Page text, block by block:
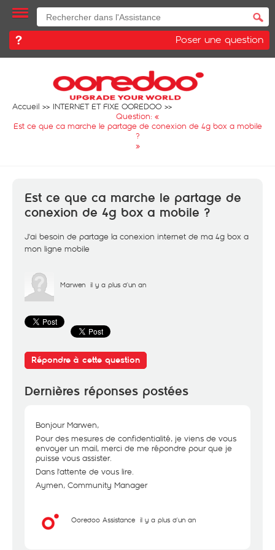
Poser une question
Accueil
INTERNET ET FIXE OOREDOO
Question: «
Est ce que ca marche le partage de conexion de 4g box a mobile
?
»
Est ce que ca marche le partage de
conexion de 4g box a mobile ?
J'ai besoin de partage la conexion internet de ma 4g box a
mon ligne mobile
Marwen il y a plus d'un an
Répondre à cette question
Dernières réponses postées
Bonjour Marwen,
Pour des mesures de confidentialité, je viens de vous
envoyer un mail, merci de me répondre pour que je
puisse vous assister.
Dans l'attente de vous lire.
Aymen, Community Manager
Ooredoo Assistance il y a plus d'un an